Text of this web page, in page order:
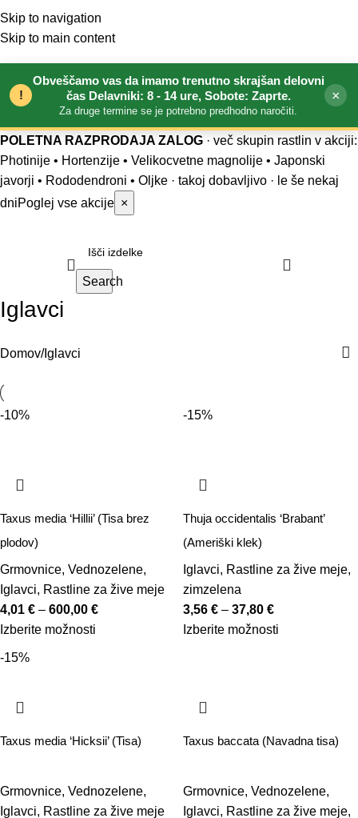
!
Obveščamo vas da imamo trenutno skrajšan delovni
čas Delavniki: 8 - 14 ure, Sobote: Zaprte.
Za druge termine se je potrebno predhodno naročiti.
×
POLETNA RAZPRODAJA ZALOG · več skupin rastlin v akciji:
Photinije • Hortenzije • Velikocvetne magnolije • Japonski
javorji • Rododendroni • Oljke · takoj dobavljivo · le še nekaj
dniPoglej vse akcije ×
Skip to navigation
Skip to main content
Search
Iglavci
Domov Iglavci
-10%
Taxus media ‘Hillii’ (Tisa brez
plodov)
Grmovnice, Vednozelene,
Iglavci, Rastline za žive meje
4,01 € – 600,00 €
Izberite možnosti
-15%
Thuja occidentalis ‘Brabant’
(Ameriški klek)
Iglavci, Rastline za žive meje,
zimzelena
3,56 € – 37,80 €
Izberite možnosti
-15%
Taxus media ‘Hicksii’ (Tisa)
Grmovnice, Vednozelene,
Iglavci, Rastline za žive meje
Taxus baccata (Navadna tisa)
Grmovnice, Vednozelene,
Iglavci, Rastline za žive meje,